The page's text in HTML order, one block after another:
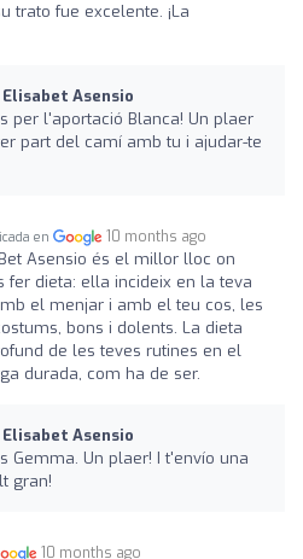
trato fue excelente. ¡La
Asensio
per l'aportació Blanca! Un plaer
part del camí amb tu i ajudar-te
en 10 months ago
Asensio és el millor lloc on
fer dieta: ella incideix en la teva
el menjar i amb el teu cos, les
bons i dolents. La dieta
de les teves rutines en el
durada, com ha de ser.
Asensio
Gemma. Un plaer! I t'envío una
gran!
10 months ago